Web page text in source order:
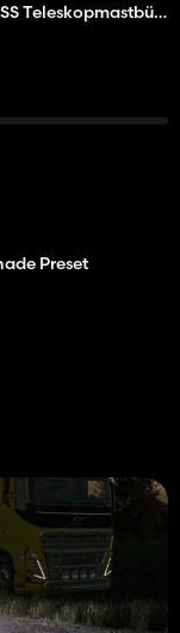
Mercedes Benz Econic WISS Teleskopmastbühne
Preset